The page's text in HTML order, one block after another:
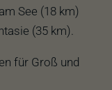
See (18 km)
(35 km).
für Groß und